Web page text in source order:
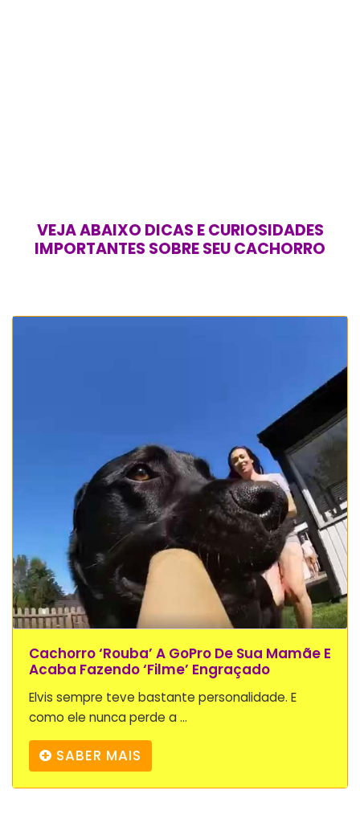
VEJA ABAIXO DICAS E CURIOSIDADES
IMPORTANTES SOBRE SEU CACHORRO
Cachorro ‘rouba’ A GoPro De Sua Mamãe E
Acaba Fazendo ‘filme’ Engraçado
Elvis sempre teve bastante personalidade. E
como ele nunca perde a ...
SABER MAIS